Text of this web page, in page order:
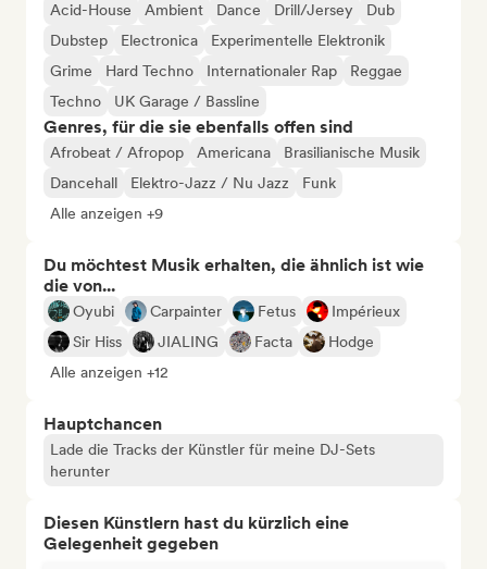
Acid-House Ambient Dance Drill/Jersey
Dub
Dubstep
Electronica
Experimentelle Elektronik
Grime
Hard Techno Internationaler Rap
Reggae
Techno
UK Garage / Bassline
Genres, für die sie ebenfalls offen sind
Afrobeat / Afropop Americana
Brasilianische Musik
Dancehall
Elektro-Jazz / Nu Jazz
Funk
Alle anzeigen +9
Du möchtest Musik erhalten, die ähnlich ist wie
die von...
Oyubi Carpainter Fetus
Impérieux
Sir Hiss
JIALING Facta
Hodge
Alle anzeigen +12
Hauptchancen
Lade die Tracks der Künstler für meine DJ-Sets
herunter
Diesen Künstlern hast du kürzlich eine
Gelegenheit gegeben